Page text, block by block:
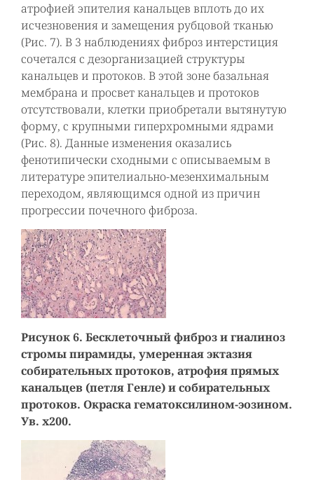
атрофией эпителия канальцев вплоть до их
исчезновения и замещения рубцовой тканью
(Рис. 7). В 3 наблюдениях фиброз интерстиция
сочетался с дезорганизацией структуры
канальцев и протоков. В этой зоне базальная
мембрана и просвет канальцев и протоков
отсутствовали, клетки приобретали вытянутую
форму, с крупными гиперхромными ядрами
(Рис. 8). Данные изменения оказались
фенотипически сходными с описываемым в
литературе эпителиально-мезенхимальным
переходом, являющимся одной из причин
прогрессии почечного фиброза.
Рисунок 6. Бесклеточный фиброз и гиалиноз
стромы пирамиды, умеренная эктазия
собирательных протоков, атрофия прямых
канальцев (петля Генле) и собирательных
протоков. Окраска гематоксилином-эозином.
Ув. х200.